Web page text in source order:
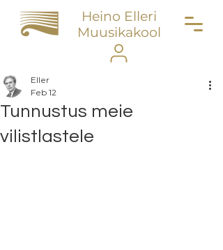
Heino Elleri
Muusikakool
Tunnustus meie
vilistlastele
Eller
Feb 12